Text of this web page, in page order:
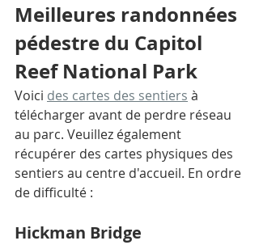
Meilleures randonnées
pédestre du Capitol
Reef National Park
Voici des cartes des sentiers à
télécharger avant de perdre réseau
au parc. Veuillez également
récupérer des cartes physiques des
sentiers au centre d'accueil. En ordre
de difficulté :
Hickman Bridge